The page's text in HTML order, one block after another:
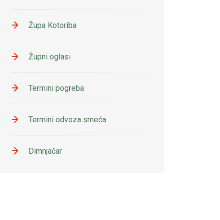
Župa Kotoriba
Župni oglasi
Termini pogreba
Termini odvoza smeća
Dimnjačar